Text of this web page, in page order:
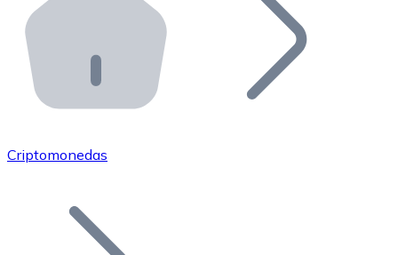
Integra un ATM Bitnovo en tu negocio y permite que
Bitnovo API
Integra nuestra API en tu ecosistema.
Únete a nuestra red de distribuidores.
Añade tu proyecto a nuestro ecosistema.
Criptomonedas